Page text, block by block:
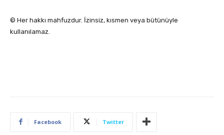
© Her hakkı mahfuzdur. İzinsiz, kısmen veya bütünüyle
kullanılamaz.
Facebook Twitter